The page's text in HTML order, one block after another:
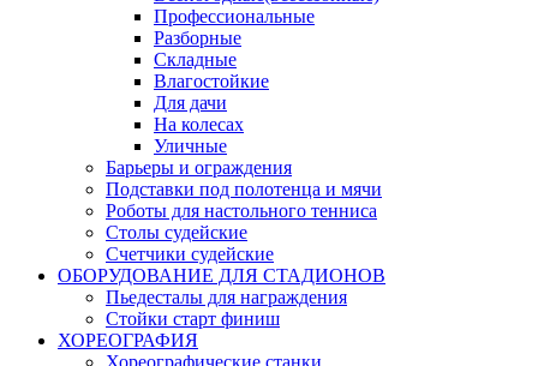
Профессиональные
Разборные
Складные
Влагостойкие
Для дачи
На колесах
Уличные
Барьеры и ограждения
Подставки под полотенца и мячи
Роботы для настольного тенниса
Столы судейские
Счетчики судейские
ОБОРУДОВАНИЕ ДЛЯ СТАДИОНОВ
Пьедесталы для награждения
Стойки старт финиш
ХОРЕОГРАФИЯ
Хореографические станки